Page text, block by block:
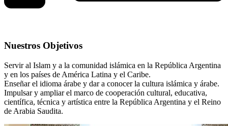
Nuestros Objetivos
Servir al Islam y a la comunidad islámica en la República Argentina
y en los países de América Latina y el Caribe.
Enseñar el idioma árabe y dar a conocer la cultura islámica y árabe.
Impulsar y ampliar el marco de cooperación cultural, educativa,
científica, técnica y artística entre la República Argentina y el Reino
de Arabia Saudita.